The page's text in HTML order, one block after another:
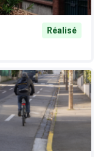
Réalisé